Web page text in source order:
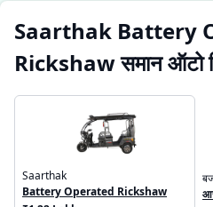
Saarthak Battery
Rickshaw समान ऑटो
Saarthak
Battery Operated Rickshaw